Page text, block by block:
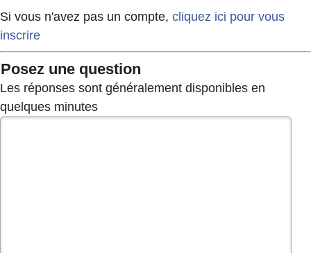
Si vous n'avez pas un compte, cliquez ici pour vous
inscrire
Posez une question
Les réponses sont généralement disponibles en
quelques minutes